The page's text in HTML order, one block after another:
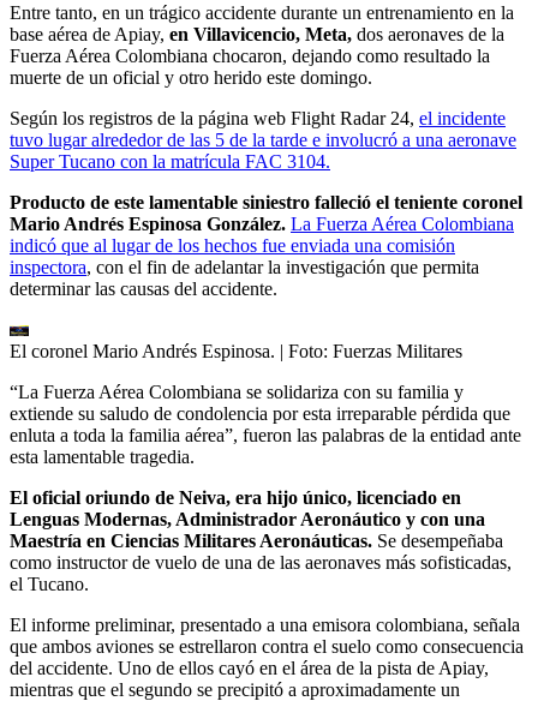
Entre tanto, en un trágico accidente durante un entrenamiento en la
base aérea de Apiay, en Villavicencio, Meta, dos aeronaves de la
Fuerza Aérea Colombiana chocaron, dejando como resultado la
muerte de un oficial y otro herido este domingo.
Según los registros de la página web Flight Radar 24, el incidente
tuvo lugar alrededor de las 5 de la tarde e involucró a una aeronave
Super Tucano con la matrícula FAC 3104.
Producto de este lamentable siniestro falleció el teniente coronel
Mario Andrés Espinosa González. La Fuerza Aérea Colombiana
indicó que al lugar de los hechos fue enviada una comisión
inspectora, con el fin de adelantar la investigación que permita
determinar las causas del accidente.
El coronel Mario Andrés Espinosa. | Foto: Fuerzas Militares
“La Fuerza Aérea Colombiana se solidariza con su familia y
extiende su saludo de condolencia por esta irreparable pérdida que
enluta a toda la familia aérea”, fueron las palabras de la entidad ante
esta lamentable tragedia.
El oficial oriundo de Neiva, era hijo único, licenciado en
Lenguas Modernas, Administrador Aeronáutico y con una
Maestría en Ciencias Militares Aeronáuticas. Se desempeñaba
como instructor de vuelo de una de las aeronaves más sofisticadas,
el Tucano.
El informe preliminar, presentado a una emisora colombiana, señala
que ambos aviones se estrellaron contra el suelo como consecuencia
del accidente. Uno de ellos cayó en el área de la pista de Apiay,
mientras que el segundo se precipitó a aproximadamente un